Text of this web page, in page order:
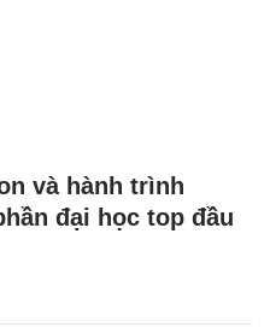
và hành trình
đại học top đầu